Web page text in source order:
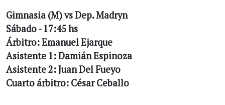
Gimnasia (M) vs Dep. Madryn
Sábado - 17:45 hs
Árbitro: Emanuel Ejarque
Asistente 1: Damián Espinoza
Asistente 2: Juan Del Fueyo
Cuarto árbitro: César Ceballo